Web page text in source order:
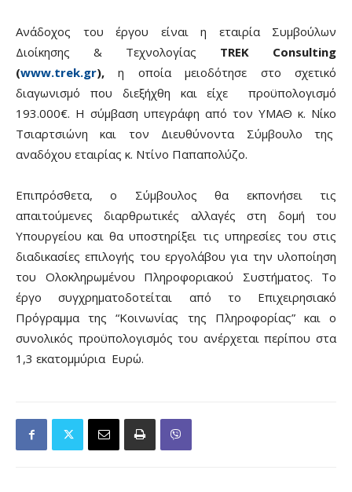
Ανάδοχος του έργου είναι η εταιρία Συμβούλων
Διοίκησης & Τεχνολογίας TREK Consulting
(www.trek.gr), η οποία μειοδότησε στο σχετικό
διαγωνισμό που διεξήχθη και είχε προϋπολογισμό
193.000€. Η σύμβαση υπεγράφη από τον ΥΜΑΘ κ. Νίκο
Τσιαρτσιώνη και τον Διευθύνοντα Σύμβουλο της
αναδόχου εταιρίας κ. Ντίνο Παπαπολύζο.
Επιπρόσθετα, ο Σύμβουλος θα εκπονήσει τις
απαιτούμενες διαρθρωτικές αλλαγές στη δομή του
Υπουργείου και θα υποστηρίξει τις υπηρεσίες του στις
διαδικασίες επιλογής του εργολάβου για την υλοποίηση
του Ολοκληρωμένου Πληροφοριακού Συστήματος. Το
έργο συγχρηματοδοτείται από το Επιχειρησιακό
Πρόγραμμα της “Κοινωνίας της Πληροφορίας” και ο
συνολικός προϋπολογισμός του ανέρχεται περίπου στα
1,3 εκατομμύρια Ευρώ.